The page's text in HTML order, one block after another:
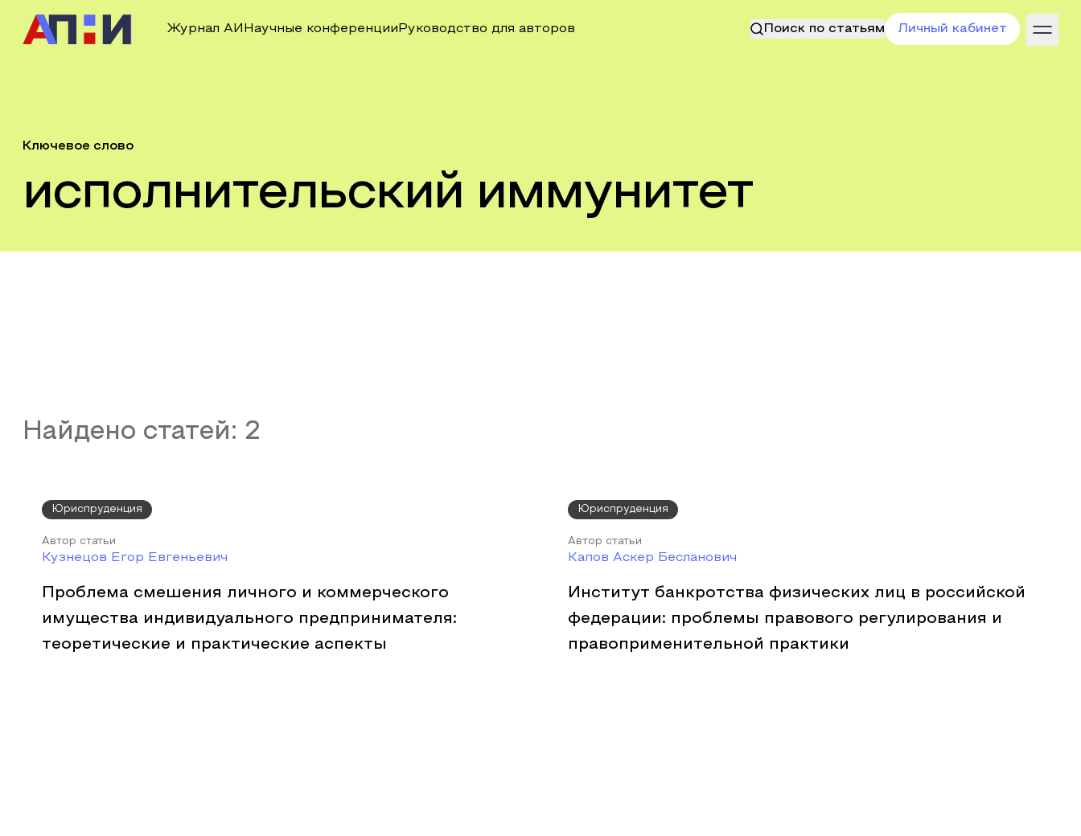
Журнал АИ Научные конференции Руководство для авторов Поиск по статьям Личный кабинет
Ключевое слово
исполнительский иммунитет
Найдено статей: 2
Юриспруденция
Автор статьи
Кузнецов Егор Евгеньевич
Проблема смешения личного и коммерческого
имущества индивидуального предпринимателя:
теоретические и практические аспекты
Юриспруденция
Автор статьи
Капов Аскер Бесланович
Институт банкротства физических лиц в российской
федерации: проблемы правового регулирования и
правоприменительной практики